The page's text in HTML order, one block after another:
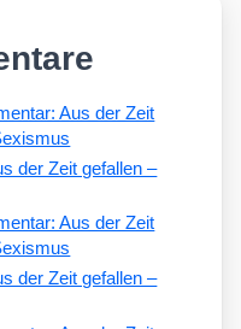
Aus der Zeit
der Zeit gefallen –
Aus der Zeit
der Zeit gefallen –